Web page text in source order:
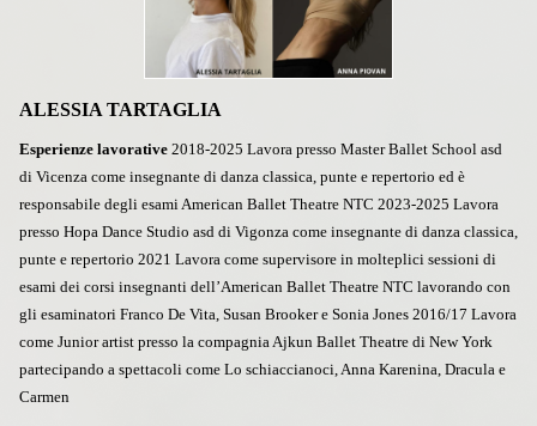
ALESSIA TARTAGLIA
Esperienze lavorative 2018-2025 Lavora presso Master Ballet School asd
di Vicenza come insegnante di danza classica, punte e repertorio ed è
responsabile degli esami American Ballet Theatre NTC 2023-2025 Lavora
presso Hopa Dance Studio asd di Vigonza come insegnante di danza classica,
punte e repertorio 2021 Lavora come supervisore in molteplici sessioni di
esami dei corsi insegnanti dell’American Ballet Theatre NTC lavorando con
gli esaminatori Franco De Vita, Susan Brooker e Sonia Jones 2016/17 Lavora
come Junior artist presso la compagnia Ajkun Ballet Theatre di New York
partecipando a spettacoli come Lo schiaccianoci, Anna Karenina, Dracula e
Carmen